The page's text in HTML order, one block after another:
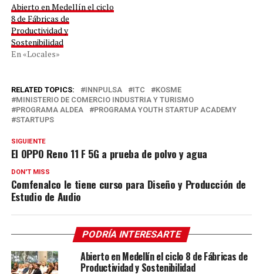
Abierto en Medellín el ciclo
8 de Fábricas de
Productividad y
Sostenibilidad
En «Locales»
RELATED TOPICS: INNPULSA ITC
KOSME
MINISTERIO DE COMERCIO INDUSTRIA Y TURISMO
PROGRAMA ALDEA
PROGRAMA YOUTH STARTUP ACADEMY
STARTUPS
SIGUIENTE
El OPPO Reno 11 F 5G a prueba de polvo y agua
DON'T MISS
Comfenalco le tiene curso para Diseño y Producción de
Estudio de Audio
PODRÍA INTERESARTE
Abierto en Medellín el ciclo 8 de Fábricas de
Productividad y Sostenibilidad